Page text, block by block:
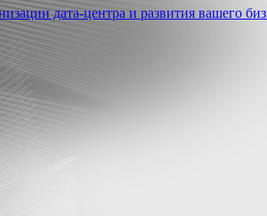
дата-центра и развития вашего